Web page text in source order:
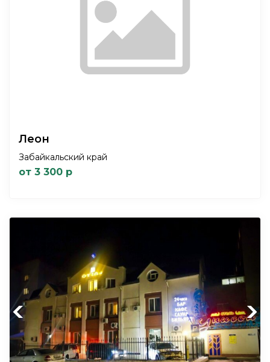
Леон
Забайкальский край
от 3 300 р
Previous Next